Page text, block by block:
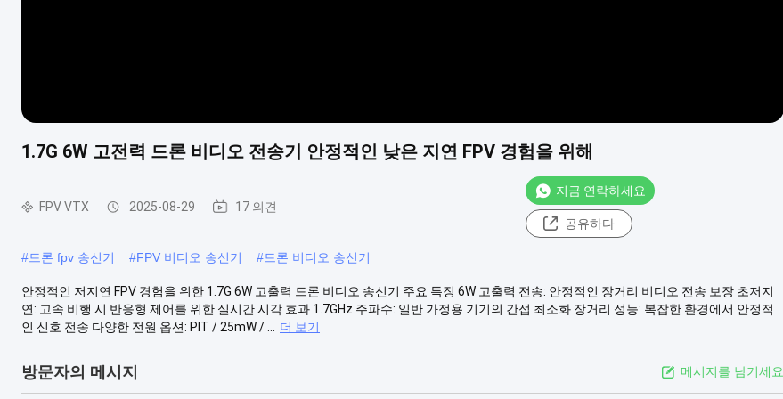
1.7G 6W 고전력 드론 비디오 전송기 안정적인 낮은 지연 FPV 경험을 위해
FPV VTX 2025-08-29 17 의견
지금 연락하세요
공유하다
#드론 fpv 송신기 #FPV 비디오 송신기 #드론 비디오 송신기
안정적인 저지연 FPV 경험을 위한 1.7G 6W 고출력 드론 비디오 송신기 주요 특징 6W 고출력 전송: 안정적인 장거리 비디오 전송 보장 초저지
연: 고속 비행 시 반응형 제어를 위한 실시간 시각 효과 1.7GHz 주파수: 일반 가정용 기기의 간섭 최소화 장거리 성능: 복잡한 환경에서 안정적
인 신호 전송 다양한 전원 옵션: PIT / 25mW / ...
더 보기
방문자의 메시지 메시지를 남기세요